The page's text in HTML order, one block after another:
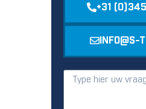
+31
INFO@S-